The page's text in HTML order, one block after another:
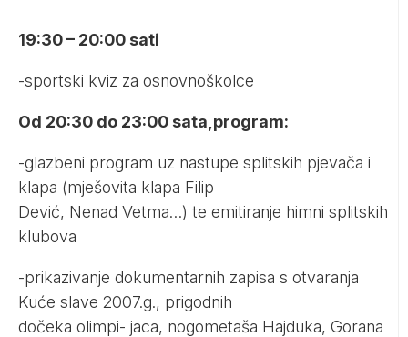
19:30 – 20:00 sati
-sportski kviz za osnovnoškolce
Od 20:30 do 23:00 sata,program:
-glazbeni program uz nastupe splitskih pjevača i
klapa (mješovita klapa Filip
Dević, Nenad Vetma…) te emitiranje himni splitskih
klubova
-prikazivanje dokumentarnih zapisa s otvaranja
Kuće slave 2007.g., prigodnih
dočeka olimpi- jaca, nogometaša Hajduka, Gorana